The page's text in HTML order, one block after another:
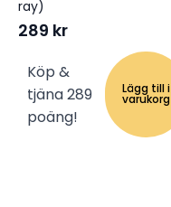
ray)
289 kr
Köp &
tjäna 289
poäng!
Lägg till i
varukorg